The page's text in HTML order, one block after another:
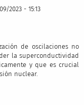
2023 - 15:13
de oscilaciones no
la superconductividad
y que es crucial
nuclear.